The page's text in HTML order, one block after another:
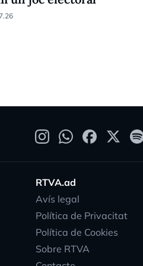
RTVA.ad
Avís legal
Política de Privacitat
Política de Cookies
Sobre RTVA